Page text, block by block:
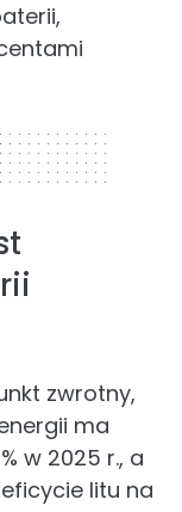
zwrotny,
ma
w 2025 r., a
litu na